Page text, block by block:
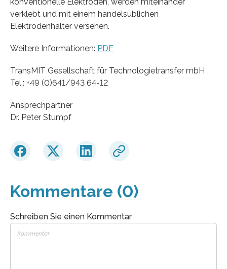
verklebt und mit einem handelsüblichen
Elektrodenhalter versehen.
Weitere Informationen: PDF
TransMIT Gesellschaft für Technologietransfer mbH
Tel.: +49 (0)641/943 64-12
Ansprechpartner
Dr. Peter Stumpf
Kommentare (0)
Schreiben Sie einen Kommentar